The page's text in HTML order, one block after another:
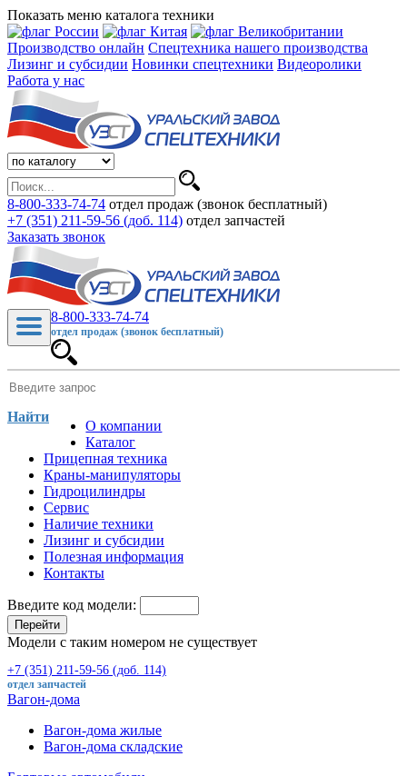
Показать меню каталога техники
Производство онлайн Спецтехника нашего производства
Лизинг и субсидии Новинки спецтехники Видеоролики
Работа у нас
8-800-333-74-74 отдел продаж (звонок бесплатный)
+7 (351) 211-59-56 (доб. 114) отдел запчастей
Заказать звонок
8-800-333-74-74
отдел продаж (звонок бесплатный)
Найти
О компании
Каталог
Прицепная техника
Краны-манипуляторы
Гидроцилиндры
Сервис
Наличие техники
Лизинг и субсидии
Полезная информация
Контакты
Введите код модели:
Перейти
Модели с таким номером не существует
+7 (351) 211-59-56 (доб. 114)
отдел запчастей
Вагон-дома
Вагон-дома жилые
Вагон-дома складские